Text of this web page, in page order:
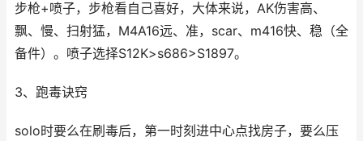
步枪+喷子，步枪看自己喜好，大体来说，AK伤害高、
飘、慢、扫射猛，M4A16远、准，scar、m416快、稳（全
备件）。喷子选择S12K>s686>S1897。
3、跑毒诀窍
solo时要么在刷毒后，第一时刻进中心点找房子，要么压